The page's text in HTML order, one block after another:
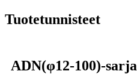
Tuotetunnisteet
ADN(φ12-100)-sarja